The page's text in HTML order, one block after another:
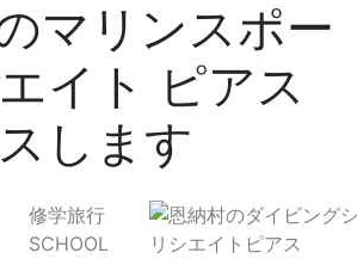
マリンスポー
イト ピアス
します
修学旅行
SCHOOL